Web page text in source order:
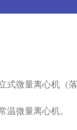
式微量离心机（
温微量离心机。